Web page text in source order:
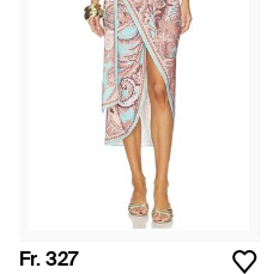
Fr. 327